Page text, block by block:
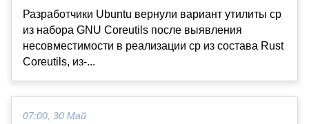
Разработчики Ubuntu вернули вариант утилиты cp
из набора GNU Coreutils после выявления
несовместимости в реализации cp из состава Rust
Coreutils, из-...
07:00, 30 Май